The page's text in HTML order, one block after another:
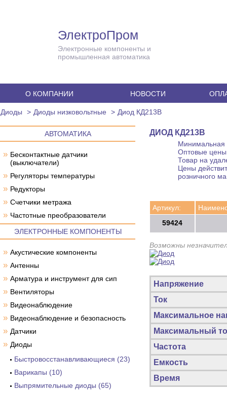
ЭлектроПром
Электронные компоненты и
промышленная автоматика
О КОМПАНИИ НОВОСТИ
Диоды Диоды низковольтные Диод КД213В
АВТОМАТИКА
» Бесконтактные датчики
(выключатели)
» Регуляторы температуры
» Редукторы
» Счетчики метража
» Частотные преобразователи
ЭЛЕКТРОННЫЕ КОМПОНЕНТЫ
» Акустические компоненты
» Антенны
» Арматура и инструмент для сип
» Вентиляторы
» Видеонаблюдение
» Видеонаблюдение и безопасность
» Датчики
» Диоды
Быстровосстанавливающиеся (23)
Варикапы (10)
Выпрямительные диоды (65)
ДИОД КД213В
Минимальная
Оптовые цены
Товар на
Цены
розничного
Артикул:
59424
Возможны
Напряжение
Ток
Максимальное
Максимальный
Частота
Емкость
Время